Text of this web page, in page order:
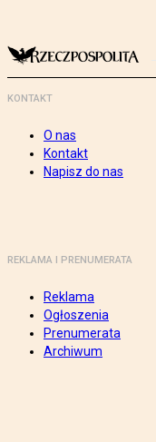
KONTAKT
O nas
Kontakt
Napisz do nas
REKLAMA I PRENUMERATA
Reklama
Ogłoszenia
Prenumerata
Archiwum